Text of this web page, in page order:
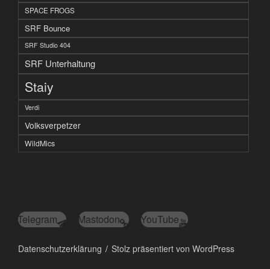
SPACE FROGS
SRF Bounce
SRF Studio 404
SRF Unterhaltung
Staiy
Verdi
Volksverpetzer
WildMics
Telegram Mastodon YouTube
Datenschutzerklärung Stolz präsentiert von WordPress